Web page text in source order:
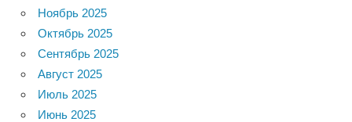
Ноябрь 2025
Октябрь 2025
Сентябрь 2025
Август 2025
Июль 2025
Июнь 2025